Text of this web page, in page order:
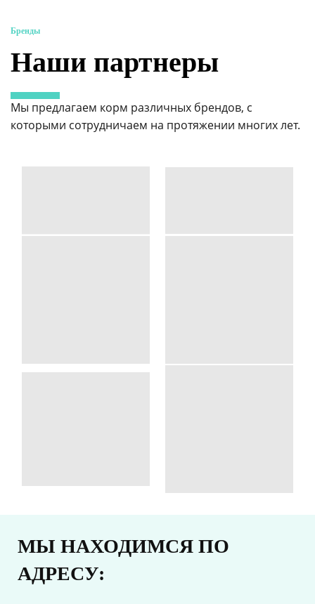
Бренды
Наши партнеры
Мы предлагаем корм различных брендов, с
которыми сотрудничаем на протяжении многих лет.
МЫ НАХОДИМСЯ ПО
АДРЕСУ: